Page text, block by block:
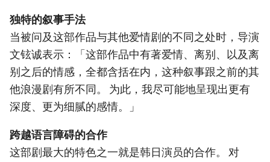
独特的叙事手法
当被问及这部作品与其他爱情剧的不同之处时，导演
文铉诚表示：「这部作品中有著爱情、离别、以及离
别之后的情感，全都含括在内，这种叙事跟之前的其
他浪漫剧有所不同。 为此，我尽可能地呈现出更有
深度、更为细腻的感情。」
跨越语言障碍的合作
这部剧最大的特色之一就是韩日演员的合作。 对